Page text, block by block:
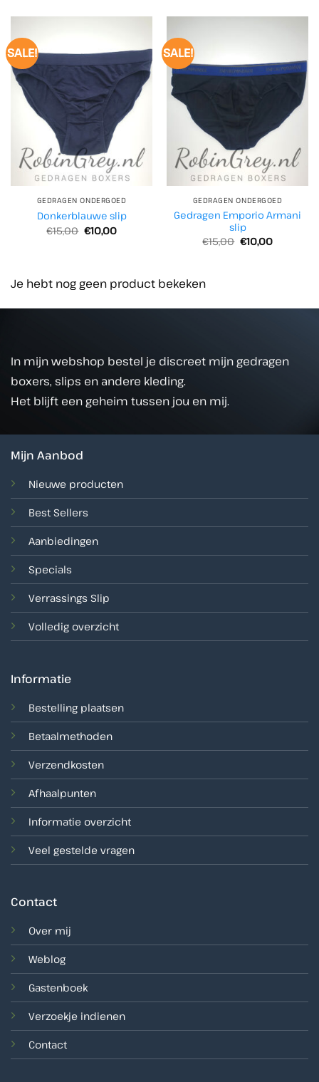
SALE!
GEDRAGEN ONDERGOED
Donkerblauwe slip
€15,00 Oorspronkelijke
prijs
€10,00Huidige
SALE!
GEDRAGEN ONDERGOED
Gedragen Emporio Armani
slip
€15,00 Oorspronkelijke
prijs
€10,00Huidige
Je hebt nog geen product bekeken
In mijn webshop bestel je discreet mijn gedragen
boxers, slips en andere kleding.
Het blijft een geheim tussen jou en mij.
Mijn Aanbod
Nieuwe producten
Best Sellers
Aanbiedingen
Specials
Verrassings Slip
Volledig overzicht
Informatie
Bestelling plaatsen
Betaalmethoden
Verzendkosten
Afhaalpunten
Informatie overzicht
Veel gestelde vragen
Contact
Over mij
Weblog
Gastenboek
Verzoekje indienen
Contact